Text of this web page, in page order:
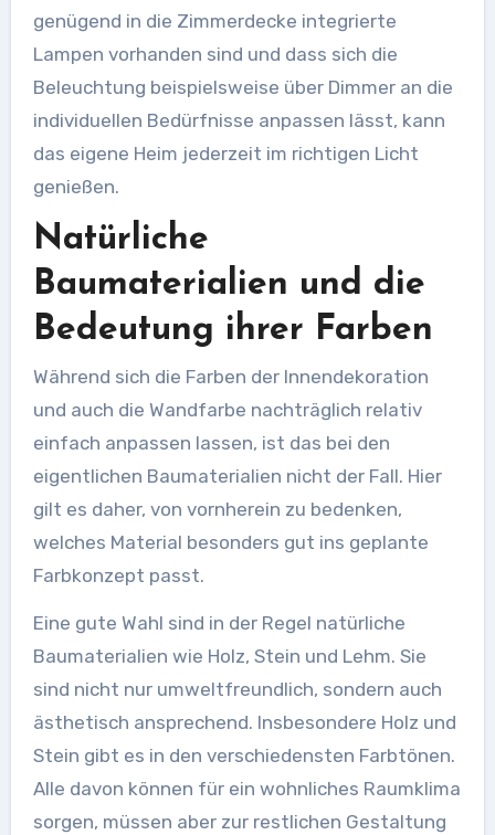
genügend in die Zimmerdecke integrierte
Lampen vorhanden sind und dass sich die
Beleuchtung beispielsweise über Dimmer an die
individuellen Bedürfnisse anpassen lässt, kann
das eigene Heim jederzeit im richtigen Licht
genießen.
Natürliche
Baumaterialien und die
Bedeutung ihrer Farben
Während sich die Farben der Innendekoration
und auch die Wandfarbe nachträglich relativ
einfach anpassen lassen, ist das bei den
eigentlichen Baumaterialien nicht der Fall. Hier
gilt es daher, von vornherein zu bedenken,
welches Material besonders gut ins geplante
Farbkonzept passt.
Eine gute Wahl sind in der Regel natürliche
Baumaterialien wie Holz, Stein und Lehm. Sie
sind nicht nur umweltfreundlich, sondern auch
ästhetisch ansprechend. Insbesondere Holz und
Stein gibt es in den verschiedensten Farbtönen.
Alle davon können für ein wohnliches Raumklima
sorgen, müssen aber zur restlichen Gestaltung